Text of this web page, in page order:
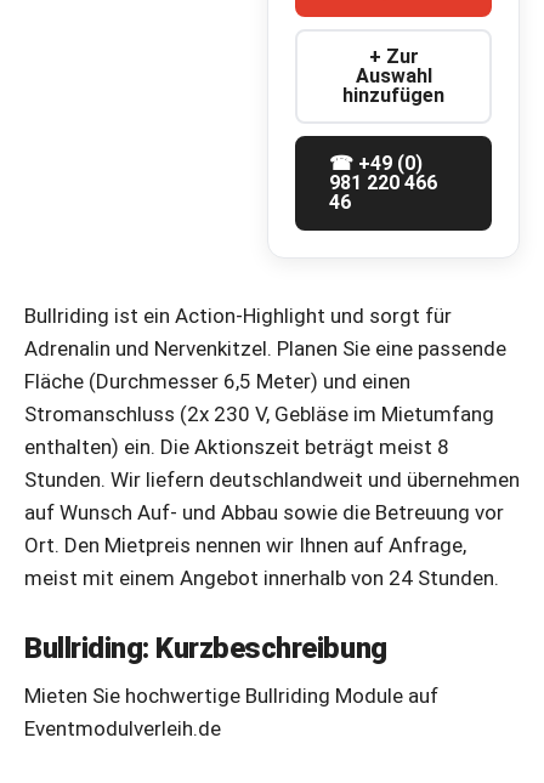
+ Zur
Auswahl
hinzufügen
☎ +49 (0)
981 220 466
46
Bullriding ist ein Action-Highlight und sorgt für
Adrenalin und Nervenkitzel. Planen Sie eine passende
Fläche (Durchmesser 6,5 Meter) und einen
Stromanschluss (2x 230 V, Gebläse im Mietumfang
enthalten) ein. Die Aktionszeit beträgt meist 8
Stunden. Wir liefern deutschlandweit und übernehmen
auf Wunsch Auf- und Abbau sowie die Betreuung vor
Ort. Den Mietpreis nennen wir Ihnen auf Anfrage,
meist mit einem Angebot innerhalb von 24 Stunden.
Bullriding: Kurzbeschreibung
Mieten Sie hochwertige Bullriding Module auf
Eventmodulverleih.de